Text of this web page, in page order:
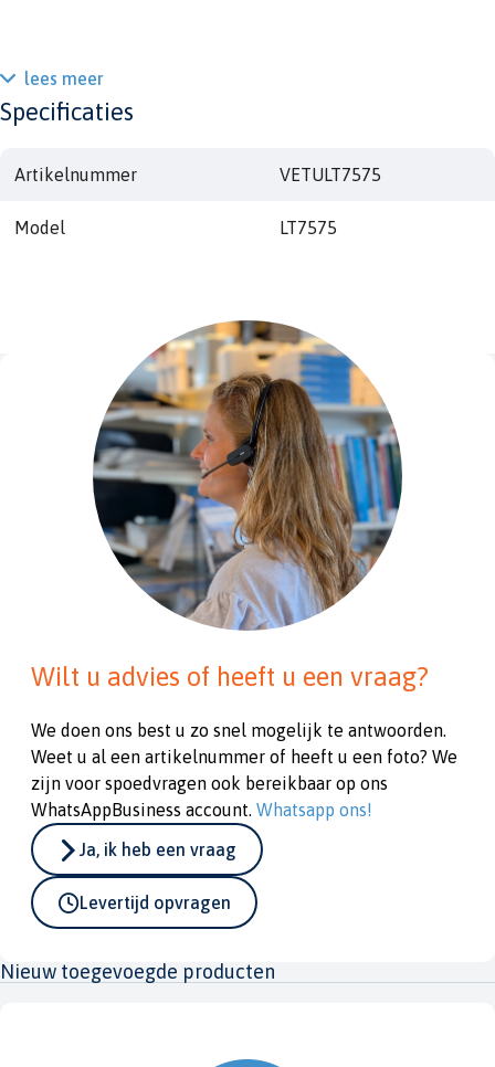
lees meer
Specificaties
Artikelnummer VETULT7575
Model LT7575
Wilt u advies of heeft u een vraag?
We doen ons best u zo snel mogelijk te antwoorden.
Weet u al een artikelnummer of heeft u een foto? We
zijn voor spoedvragen ook bereikbaar op ons
WhatsAppBusiness account. Whatsapp ons!
Ja, ik heb een vraag
Levertijd opvragen
Nieuw toegevoegde producten